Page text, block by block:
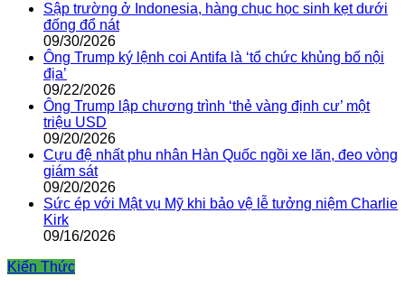
Sập trường ở Indonesia, hàng chục học sinh kẹt dưới
đống đổ nát
09/30/2026
Ông Trump ký lệnh coi Antifa là ‘tổ chức khủng bố nội
địa’
09/22/2026
Ông Trump lập chương trình ‘thẻ vàng định cư’ một
triệu USD
09/20/2026
Cựu đệ nhất phu nhân Hàn Quốc ngồi xe lăn, đeo vòng
giám sát
09/20/2026
Sức ép với Mật vụ Mỹ khi bảo vệ lễ tưởng niệm Charlie
Kirk
09/16/2026
Kiến Thức